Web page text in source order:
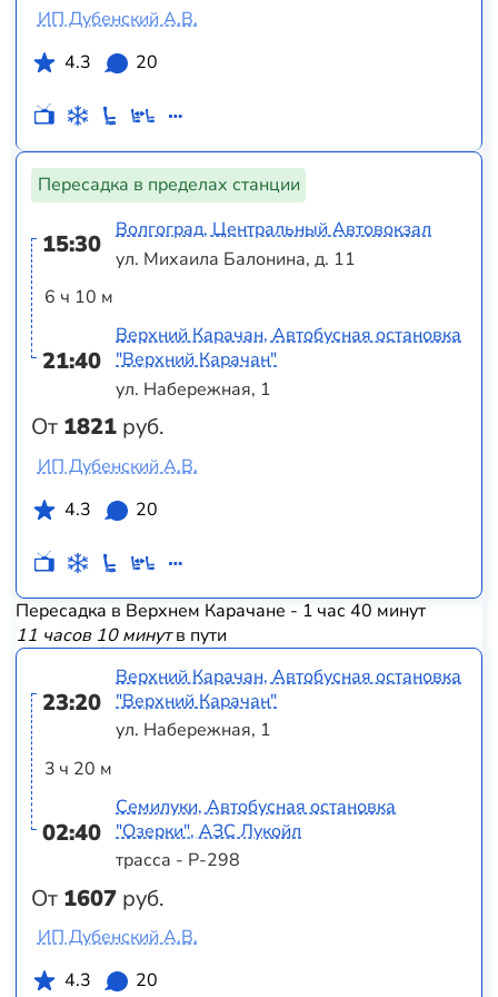
ИП Дубенский А.В.
4.3
20
Пересадка в пределах станции
15:30
6 ч 10 м
21:40
От 1821 руб.
Волгоград, Центральный Автовокзал
ул. Михаила Балонина, д. 11
Верхний Карачан, Автобусная остановка
"Верхний Карачан"
ул. Набережная, 1
ИП Дубенский А.В.
4.3
20
Пересадка в Верхнем Карачане - 1 час 40 минут
11 часов 10 минутв пути
23:20
3 ч 20 м
02:40
От 1607 руб.
Верхний Карачан, Автобусная остановка
"Верхний Карачан"
ул. Набережная, 1
Семилуки, Автобусная остановка
"Озерки", АЗС Лукойл
трасса - Р-298
ИП Дубенский А.В.
4.3
20